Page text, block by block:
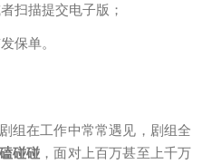
扫描提交电子版；
保单。
组在工作中常常遇见，剧组全
碰碰 ，面对上百万甚至上千万